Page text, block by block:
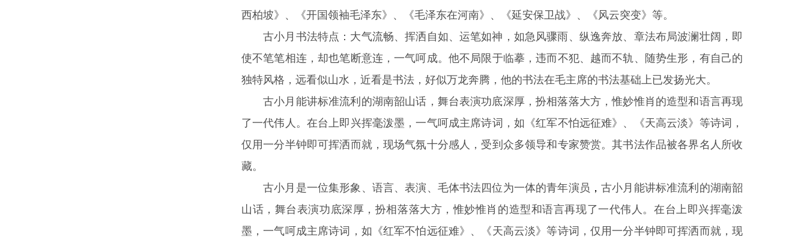
西柏坡》、《开国领袖毛泽东》、《毛泽东在河南》、《延安保卫战》、《风云突变》等。
古小月书法特点：大气流畅、挥洒自如、运笔如神，如急风骤雨、纵逸奔放、章法布局波澜壮阔，即
使不笔笔相连，却也笔断意连，一气呵成。他不局限于临摹，违而不犯、越而不轨、随势生形，有自己的
独特风格，远看似山水，近看是书法，好似万龙奔腾，他的书法在毛主席的书法基础上已发扬光大。
古小月能讲标准流利的湖南韶山话，舞台表演功底深厚，扮相落落大方，惟妙惟肖的造型和语言再现
了一代伟人。在台上即兴挥毫泼墨，一气呵成主席诗词，如《红军不怕远征难》、《天高云淡》等诗词，
仅用一分半钟即可挥洒而就，现场气氛十分感人，受到众多领导和专家赞赏。其书法作品被各界名人所收
藏。
古小月是一位集形象、语言、表演、毛体书法四位为一体的青年演员 ，古小月能讲标准流利的湖南韶
山话，舞台表演功底深厚，扮相落落大方，惟妙惟肖的造型和语言再现了一代伟人。在台上即兴挥毫泼
墨，一气呵成主席诗词，如《红军不怕远征难》、《天高云淡》等诗词，仅用一分半钟即可挥洒而就，现